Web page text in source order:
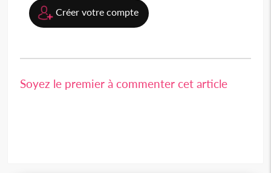
Créer votre compte
Soyez le premier à commenter cet article